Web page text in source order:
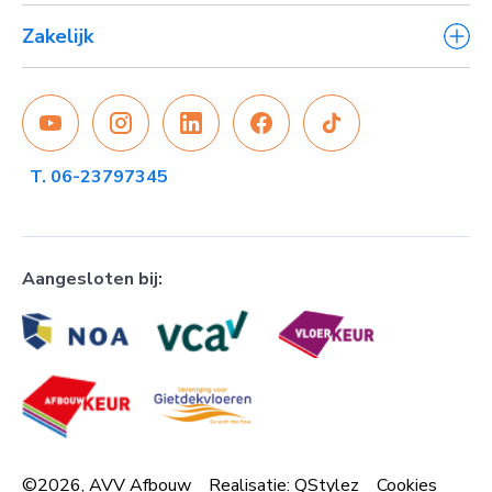
Blog
Downloads
Zandcement mixer
Vloerafwerking
Cementdekvloer
Dekvloeren
Zakelijk
Bedrijven
Particulieren
T. 06-23797345
©2026, AVV Afbouw Realisatie: QStylez Cookies
Aangesloten bij: